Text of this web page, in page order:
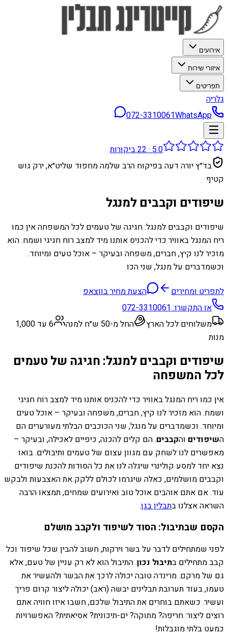
אירועים
איזורי שירות
תפריטים
גלריה
072-3310061WhatsApp
5.0
·
22ביקורות
בד״ץ יורה דעה בפיקוח הרב שלמה מחפוד שליט״א, ירק גוש
קטיף
שיפודים וקבבים למנגל
שיפודים וקבבים למנגל: חגיגה של טעמים לכל המשפחה אין כמו
ריח המנגל באוויר כדי להכניס אותנו מיד למצב רוח חגיגי ושמח. הוא
מזכיר לנו קיץ, חברים, משפחה ובעיקר – אוכל טעים ומיוחד.
וכשמדברים על מנגל, שני הכו
לתפריט ומחירים
הצעת מחיר בווצאפ
או התקשרו:072-3310061
משלוחים לכל הארץ
החל מ-50 ש״ח למנה
6 עד 1,000
מנות
שיפודים וקבבים למנגל: חגיגה של טעמים
לכל המשפחה
אין כמו ריח המנגל באוויר כדי להכניס אותנו מיד למצב רוח חגיגי
ושמח. הוא מזכיר לנו קיץ, חברים, משפחה ובעיקר – אוכל טעים
ומיוחד. וכשמדברים על מנגל, שני הכוכבים הבלתי מעורערים הם
השיפודים והקבבים. הם קלים להכנה, כיפיים לאכילה, ובעיקר –
מאפשרים לנו לשחק עם מגוון עצום של טעמים ותיבולים. בואו
נצא יחד למסע קולינרי שיגלה לנו את כל הסודות להכנת שיפודים
וקבבים מושלמים, כאלה שיגרמו לכולם ללקק את האצבעות ולבקש
עוד. אם אתם אוהבים אוכל טוב ואירועים שמחים, תמצאו הרבה
השראה אצלנו בתבלין בגן.
הקסם שבתיבול: הסוד לשיפוד ולקבב מושלם
לפני שמתחילים לדבר על בשר וירקות, חשוב להבין שכל שיפוד וכל
קבב מתחילים בתיבול נכון. התיבול הוא לא רק עניין של טעם, אלא
גם של מרקם. מרינדה טובה יכולה לרכך את הבשר ולהעשיר את
טעמו, בעוד תערובת תבלינים יבשה (ראב) יכולה ליצור קרום פריך
ועשיר. כשאתם בוחרים את התיבול שלכם, חשבו איזו חוויה אתם
רוצים ליצור: חריפה? מתוקה? ים-תיכונית? אסיאתית? האפשרויות
כמעט בלתי מוגבלות!